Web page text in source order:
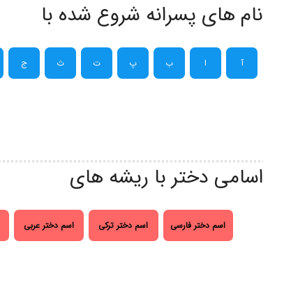
نام های پسرانه شروع شده با
آ ا ب پ ت ث ج
اسامی دختر با ریشه های
اسم دختر فارسی اسم دختر ترکی اسم دختر عربی